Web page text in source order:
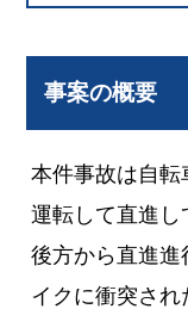
事案の概要
本件事故は自転
運転して直進し
後方から直進
イクに衝突さ